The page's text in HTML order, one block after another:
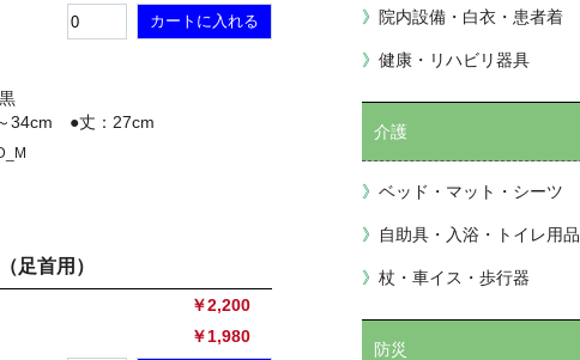
黒
34cm ●丈：27cm
足首用）
￥2,200
￥1,980
院内設備・白衣・患者着
健康・リハビリ器具
介護
ベッド・マット・シーツ
自助具・入浴・トイレ用品
杖・車イス・歩行器
防災